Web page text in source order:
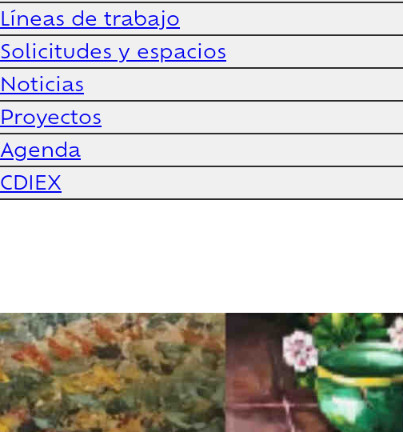
Líneas de trabajo
Solicitudes y espacios
Noticias
Proyectos
Agenda
CDIEX